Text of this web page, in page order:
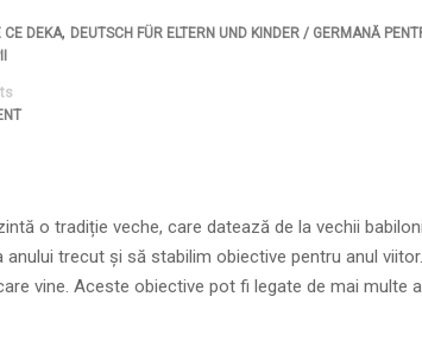
CE DEKA, DEUTSCH FÜR ELTERN UND KINDER / GERMANĂ
o tradiție veche, care datează de la vechii
trecut și să stabilim obiective pentru anul
vine. Aceste obiective pot fi legate de mai multe